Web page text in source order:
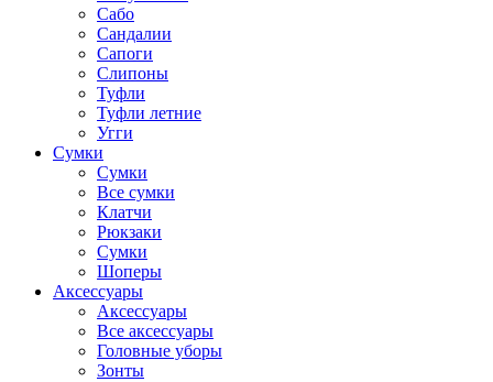
Сабо
Сандалии
Сапоги
Слипоны
Туфли
Туфли летние
Угги
Сумки
Сумки
Все сумки
Клатчи
Рюкзаки
Сумки
Шоперы
Аксессуары
Аксессуары
Все аксессуары
Головные уборы
Зонты